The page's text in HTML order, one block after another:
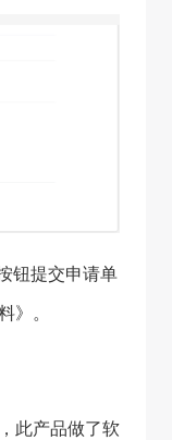
钮提交申请单
》。
此产品做了软